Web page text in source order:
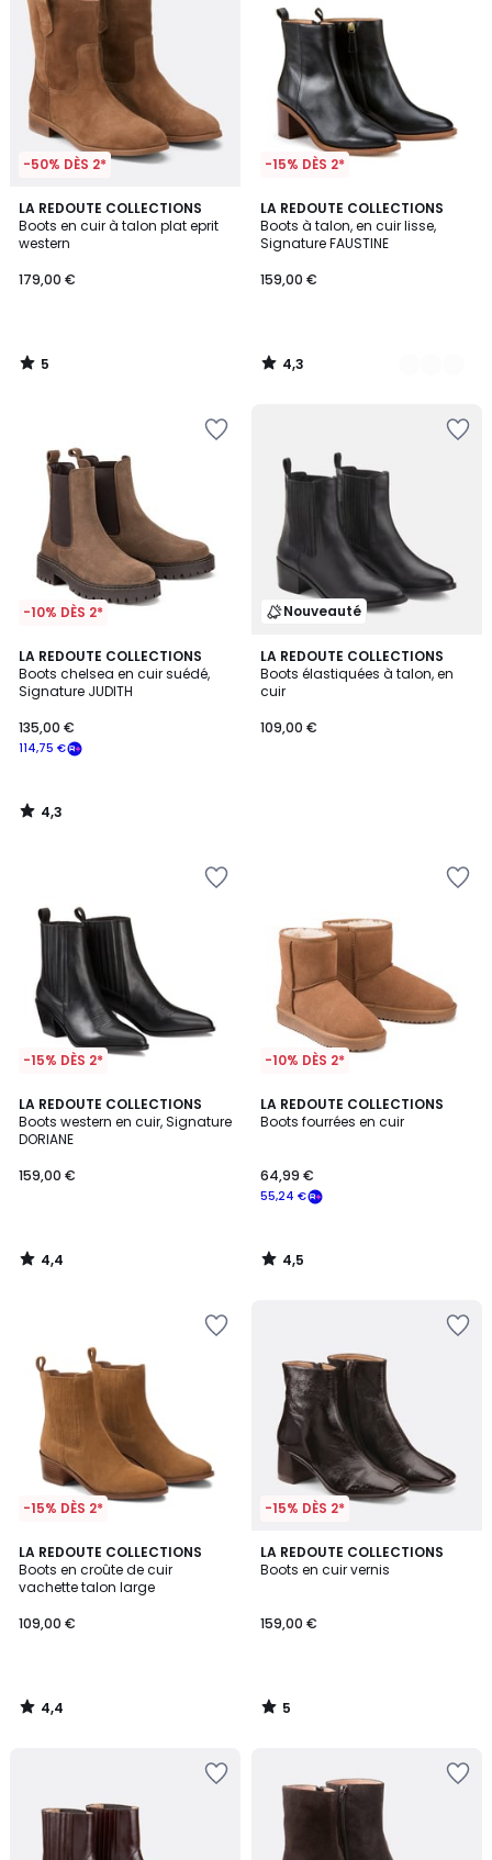
-50% DÈS 2*
LA REDOUTE COLLECTIONS
Boots en cuir à talon plat eprit
western
179,00 €
5
/
5
5
/
-15% DÈS 2*
LA REDOUTE COLLECTIONS
Boots à talon, en cuir lisse,
Signature FAUSTINE
159,00 €
4,3
/ 5
2
Couleurs
4,3
/
-10% DÈS 2*
LA REDOUTE COLLECTIONS
Boots chelsea en cuir suédé,
Signature JUDITH
114,75 €
135,00 €
4,3
/ 5
4,3
/
Nouveauté
LA REDOUTE COLLECTIONS
Boots élastiquées à talon, en
cuir
109,00 €
-15% DÈS 2*
LA REDOUTE COLLECTIONS
Boots western en cuir, Signature
DORIANE
159,00 €
4,4
/ 5
4,4
/
-10% DÈS 2*
LA REDOUTE COLLECTIONS
Boots fourrées en cuir
55,24 €
64,99 €
4,5
/ 5
4,5
/
-15% DÈS 2*
LA REDOUTE COLLECTIONS
Boots en croûte de cuir
vachette talon large
109,00 €
4,4
/ 5
4,4
/
-15% DÈS 2*
LA REDOUTE COLLECTIONS
Boots en cuir vernis
159,00 €
5
/
5
/